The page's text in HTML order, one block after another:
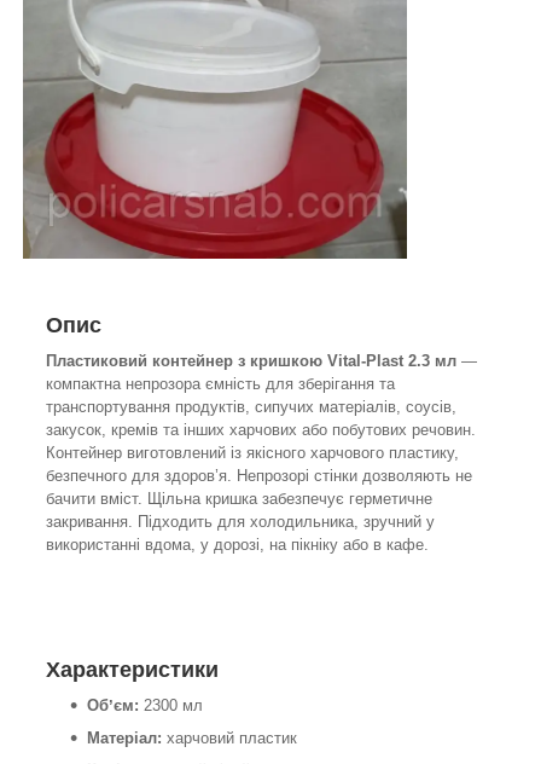
Опис
Пластиковий контейнер з кришкою Vital-Plast 2.3 мл —
компактна непрозора ємність для зберігання та
транспортування продуктів, сипучих матеріалів, соусів,
закусок, кремів та інших харчових або побутових речовин.
Контейнер виготовлений із якісного харчового пластику,
безпечного для здоров’я. Непрозорі стінки дозволяють не
бачити вміст. Щільна кришка забезпечує герметичне
закривання. Підходить для холодильника, зручний у
використанні вдома, у дорозі, на пікніку або в кафе.
Характеристики
Обʼєм: 2300 мл
Матеріал: харчовий пластик